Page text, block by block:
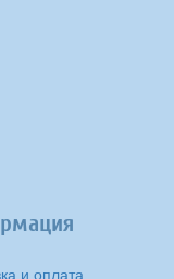
и оплата